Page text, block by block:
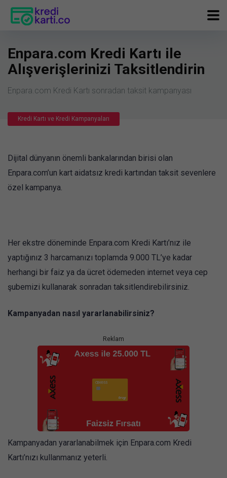
Enpara.com Kredi Kartı ile
Alışverişlerinizi Taksitlendirin
Enpara.com Kredi Kartı sonradan taksit kampanyası
Kredi Kartı ve Kredi Kampanyaları
Dijital dünyanın önemli bankalarından birisi olan
Enpara.com’un kart aidatsız kredi kartından taksit sevenlere
özel kampanya.
Her ekstre döneminde Enpara.com Kredi Kartı’nız ile
yaptığınız 3 harcamanızı toplamda 9.000 TL’ye kadar
herhangi bir faiz ya da ücret ödemeden internet veya cep
şubemizi kullanarak sonradan taksitlendirebilirsiniz.
Kampanyadan nasıl yararlanabilirsiniz?
Reklam
Kampanyadan yararlanabilmek için Enpara.com Kredi
Kartı’nızı kullanmanız yeterli.